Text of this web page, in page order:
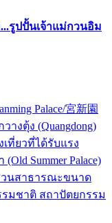
รูปปั้นเจ้าแม่กวนอิม
Palace/宮新園
างตุ้ง (Quangdong)
ที่ยวที่ได้รับแรง
Summer Palace)
นสาธารณะขนาด
มชาติ สถาปัตยกรรม